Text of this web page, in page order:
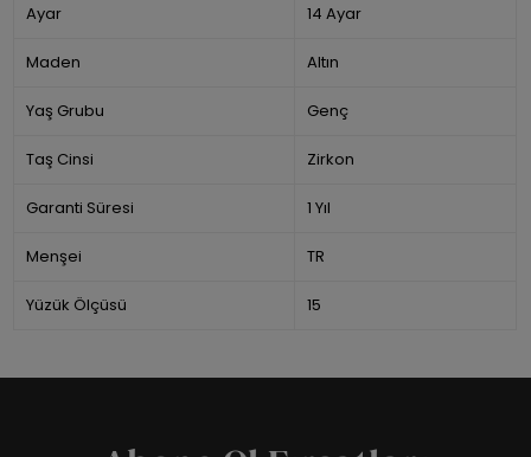
Ayar 14 Ayar
Maden Altın
Yaş Grubu Genç
Taş Cinsi Zirkon
Garanti Süresi 1 Yıl
Menşei TR
Yüzük Ölçüsü 15